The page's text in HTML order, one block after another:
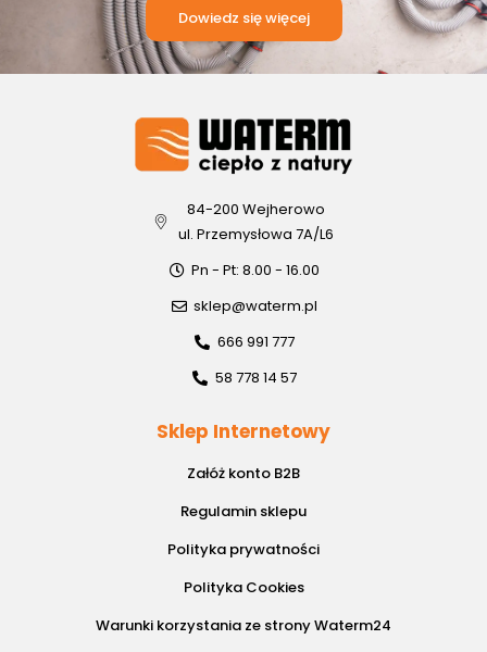
Dowiedz się więcej
84-200 Wejherowo
ul. Przemysłowa 7A/L6
Pn - Pt: 8.00 - 16.00
sklep@waterm.pl
666 991 777
58 778 14 57
Sklep Internetowy
Załóż konto B2B
Regulamin sklepu
Polityka prywatności
Polityka Cookies
Warunki korzystania ze strony Waterm24